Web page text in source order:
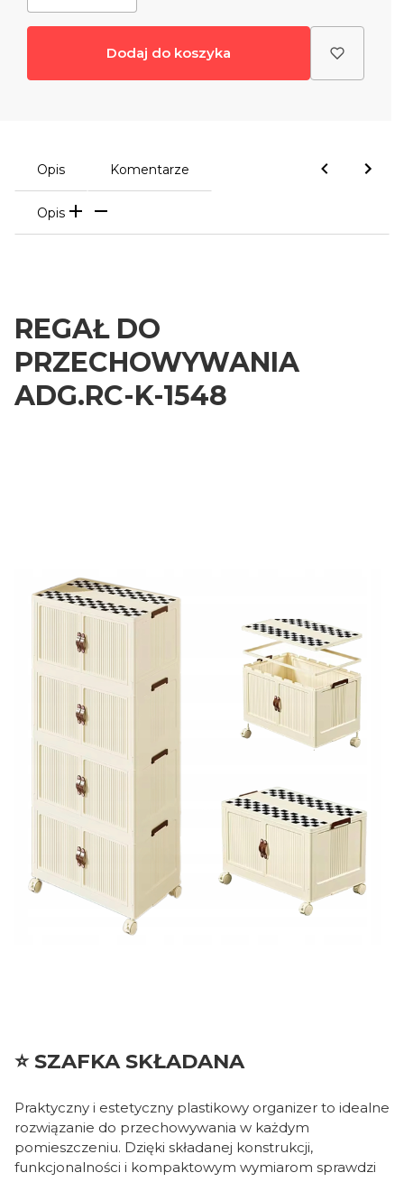
Dodaj do koszyka
Opis Komentarze
Opis
REGAŁ DO
PRZECHOWYWANIA
ADG.RC-K-1548
⭐ SZAFKA SKŁADANA
Praktyczny i estetyczny plastikowy organizer to idealne
rozwiązanie do przechowywania w każdym
pomieszczeniu. Dzięki składanej konstrukcji,
funkcjonalności i kompaktowym wymiarom sprawdzi